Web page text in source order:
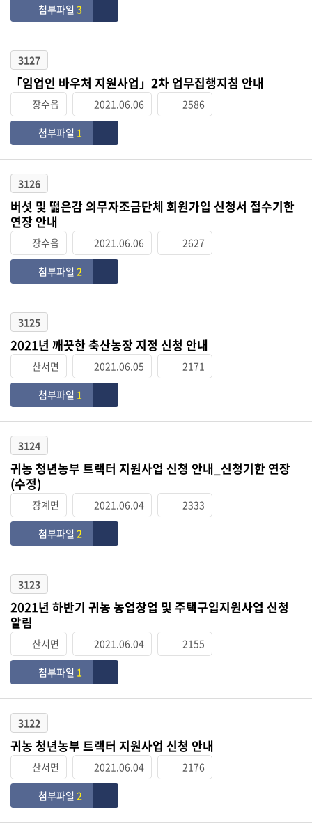
첨부파일 3
3127
「임업인 바우처 지원사업」2차 업무집행지침 안내
장수읍 2021.06.06 2586
첨부파일 1
3126
버섯 및 떫은감 의무자조금단체 회원가입 신청서 접수기한
연장 안내
장수읍 2021.06.06 2627
첨부파일 2
3125
2021년 깨끗한 축산농장 지정 신청 안내
산서면 2021.06.05 2171
첨부파일 1
3124
귀농 청년농부 트랙터 지원사업 신청 안내_신청기한 연장
(수정)
장계면 2021.06.04 2333
첨부파일 2
3123
2021년 하반기 귀농 농업창업 및 주택구입지원사업 신청
알림
산서면 2021.06.04 2155
첨부파일 1
3122
귀농 청년농부 트랙터 지원사업 신청 안내
산서면 2021.06.04 2176
첨부파일 2